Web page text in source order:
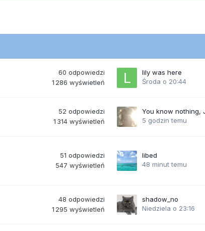
60 odpowiedzi
1 286 wyświetleń
lily was here
Środa o 20:44
52 odpowiedzi
1 314 wyświetleń
You know nothing,
5 godzin temu
51 odpowiedzi
547 wyświetleń
libed
48 minut temu
48 odpowiedzi
1 295 wyświetleń
shadow_no
Niedziela o 23:16